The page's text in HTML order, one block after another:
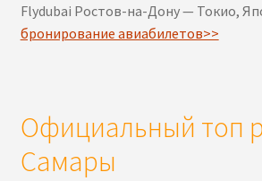
Flydubai Ростов-на-Дону — Токио,
бронирование авиабилетов>>
Официальный топ
Самары